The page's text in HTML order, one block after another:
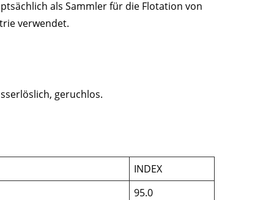
als Sammler für die Flotation von
verwendet.
geruchlos.
INDEX
95.0